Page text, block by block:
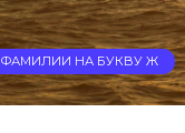
ФАМИЛИИ НА БУКВУ Ж